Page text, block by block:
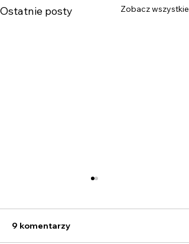
Ostatnie posty Zobacz wszystkie
9 komentarzy